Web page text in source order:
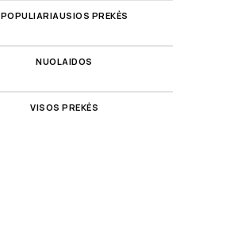
POPULIARIAUSIOS PREKĖS
NUOLAIDOS
VISOS PREKĖS